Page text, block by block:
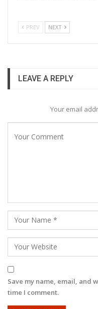
PREV NEXT
LEAVE A REPLY
Your email
Save my name, email, and
time I comment.